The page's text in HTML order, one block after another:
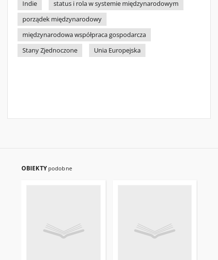
Indie
status i rola w systemie międzynarodowym
porządek międzynarodowy
międzynarodowa współpraca gospodarcza
Stany Zjednoczone
Unia Europejska
OBIEKTY podobne